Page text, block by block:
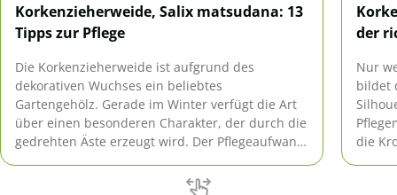
Korkenzieherweide, Salix matsudana: 13
Tipps zur Pflege
Die Korkenzieherweide ist aufgrund des
dekorativen Wuchses ein beliebtes
Gartengehölz. Gerade im Winter verfügt die Art
über einen besonderen Charakter, der durch die
gedrehten Äste erzeugt wird. Der Pflegeaufwand
der
Nur
bildet
die